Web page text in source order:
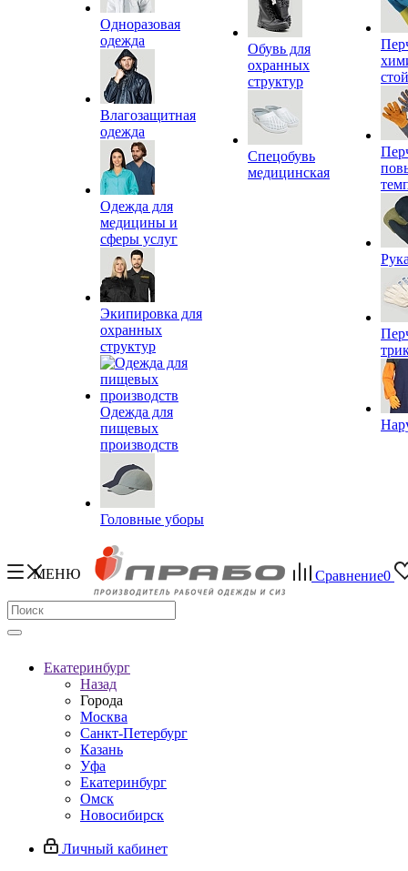
Одноразовая
одежда
Влагозащитная
одежда
Одежда для
медицины и
сферы услуг
Экипировка для
охранных
структур
Одежда для
пищевых
производств
Головные уборы
Обувь для
охранных
структур
Спецобувь
медицинская
МЕНЮ Сравнение0
Екатеринбург
Назад
Города
Москва
Санкт-Петербург
Казань
Уфа
Екатеринбург
Омск
Новосибирск
Личный кабинет